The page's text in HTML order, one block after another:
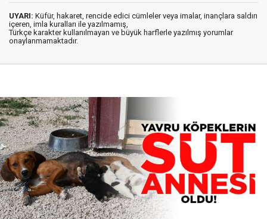
UYARI: Küfür, hakaret, rencide edici cümleler veya imalar, inançlara saldırı
içeren, imla kuralları ile yazılmamış,
Türkçe karakter kullanılmayan ve büyük harflerle yazılmış yorumlar
onaylanmamaktadır.